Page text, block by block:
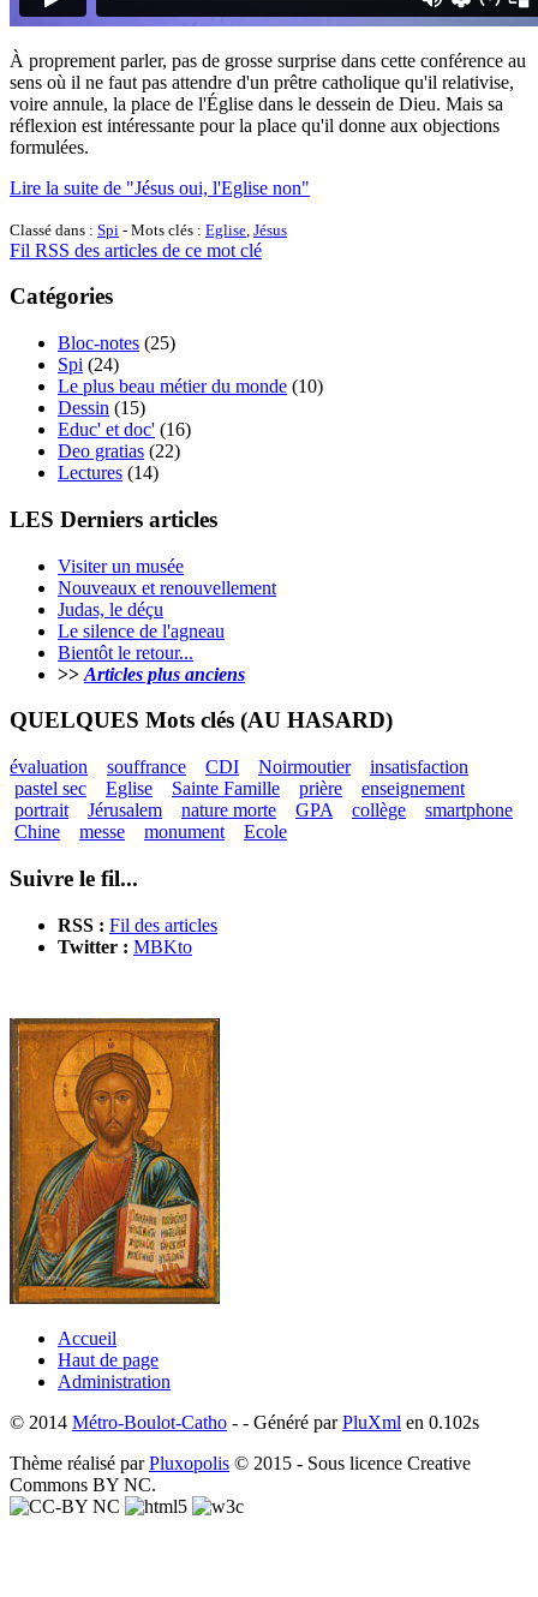
À proprement parler, pas de grosse surprise dans cette conférence au
sens où il ne faut pas attendre d'un prêtre catholique qu'il relativise,
voire annule, la place de l'Église dans le dessein de Dieu. Mais sa
réflexion est intéressante pour la place qu'il donne aux objections
formulées.
Lire la suite de "Jésus oui, l'Eglise non"
Classé dans : Spi - Mots clés : Eglise Jésus
Fil RSS des articles de ce mot clé
Catégories
Bloc-notes (25)
Spi (24)
Le plus beau métier du monde (10)
Dessin (15)
Educ' et doc' (16)
Deo gratias (22)
Lectures (14)
LES Derniers articles
Visiter un musée
Nouveaux et renouvellement
Judas, le déçu
Le silence de l'agneau
Bientôt le retour...
>> Articles plus anciens
QUELQUES Mots clés (AU HASARD)
évaluation souffrance CDI Noirmoutier
insatisfaction
pastel sec
Eglise Sainte Famille prière
enseignement
portrait
Jérusalem nature morte GPA collège
smartphone
Chine
messe monument Ecole
Suivre le fil...
RSS : Fil des articles
Twitter : MBKto
Accueil
Haut de page
Administration
© 2014 Métro-Boulot-Catho - - Généré parPluXml en 0.102s
Thème réalisé parPluxopolis © 2015 - Sous licence Creative
Commons BY NC.